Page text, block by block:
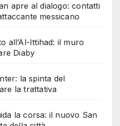
apre al dialogo: contatti
messicano
all’Al-Ittihad: il muro
Diaby
la spinta del
la trattativa
la corsa: il nuovo San